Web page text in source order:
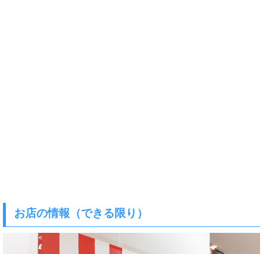
お店の情報（できる限り）